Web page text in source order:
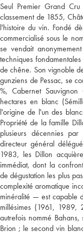
Seul Premier Grand
classement de 1855,
l'histoire du vin. Fondé
commercialisé sous le
se vendait
techniques
de chêne. Son vignoble
gunziens de Pessac, se
%, Cabernet
hectares en blanc
l'origine de l'un des
Propriété de la famille
plusieurs décennies
directeur général
1983, les Dillon
immédiat, dont la
de dégustation les plus
complexité aromatique
minéralité — est capable
millésimes (1961,
autrefois nommé
Brion ; le second vin